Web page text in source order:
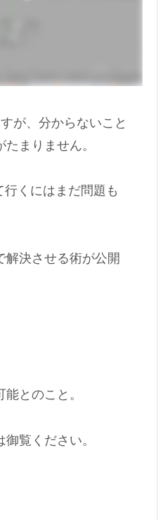
が、分からないこと
まりません。
くにはまだ問題も
解決させる術が公開
とのこと。
覧ください。